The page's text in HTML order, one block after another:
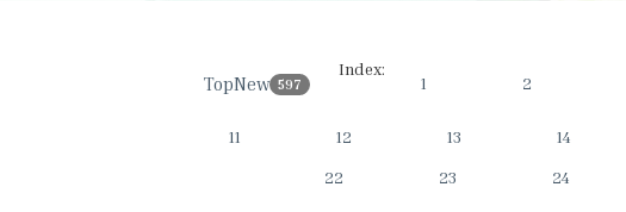
TopNews597
Index:
1 2
11 12 13 14
22
23 24